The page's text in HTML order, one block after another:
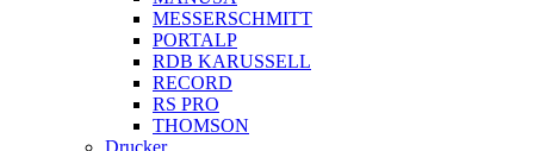
MESSERSCHMITT
PORTALP
RDB KARUSSELL
RECORD
RS PRO
THOMSON